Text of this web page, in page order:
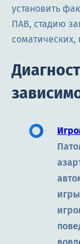
установить
ПАВ, стадию